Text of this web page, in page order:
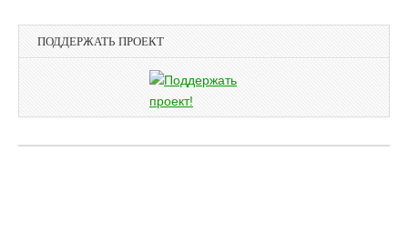
ПОДДЕРЖАТЬ ПРОЕКТ